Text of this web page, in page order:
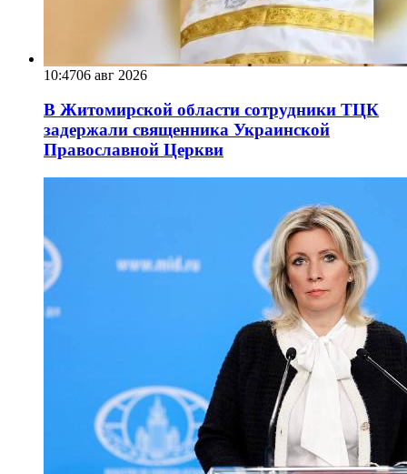
10:4706 авг 2026
В Житомирской области сотрудники ТЦК
задержали священника Украинской
Православной Церкви